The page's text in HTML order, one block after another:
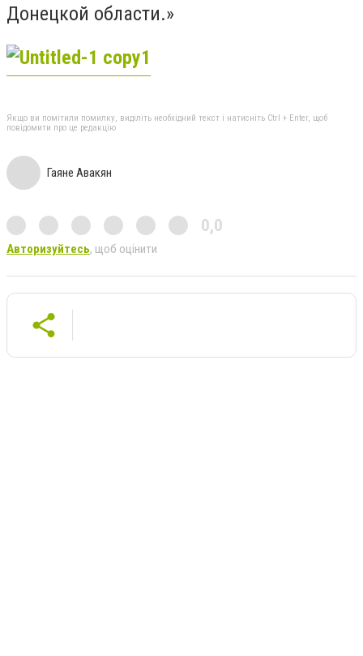
Донецкой области.»
Якщо ви помітили помилку, виділіть необхідний текст і натисніть Ctrl + Enter, щоб
повідомити про це редакцію
Гаяне Авакян
0,0
Авторизуйтесь, щоб оцінити